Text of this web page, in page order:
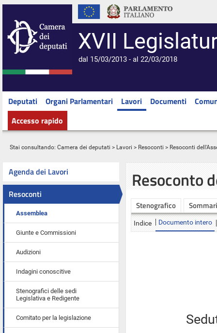
XVII
dal 15/03/2013 - al 22/03/2018
Deputati Organi Parlamentari Lavori Documenti
Accesso rapido
Stai consultando: Camera dei deputati > Lavori > Resoconti > Resoconti
Agenda dei Lavori
Resoconti
Assemblea
Giunte e Commissioni
Audizioni
Indagini conoscitive
Stenografici delle sedi
Legislativa e Redigente
Comitato per la legislazione
Resoconto
Stenografico
Indice Documento intero